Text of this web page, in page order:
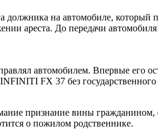
на автомобиле,
ареста. До передачи
автомобилем. Впервые его
FX 37 без
признание вины
о пожилом родственнике.